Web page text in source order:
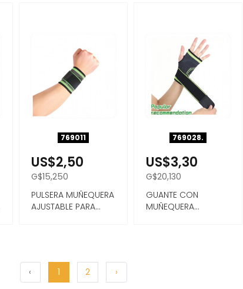
769011
US$2,50
G$15,250
PULSERA MUÑEQUERA
AJUSTABLE PARA
769028.
US$3,30
G$20,130
GUANTE CON
MUÑEQUERA
‹ 1 2 ›